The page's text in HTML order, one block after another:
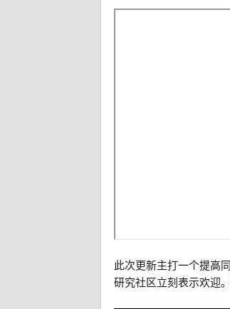
此次更新主打一个提高
研究社区立刻表示欢迎